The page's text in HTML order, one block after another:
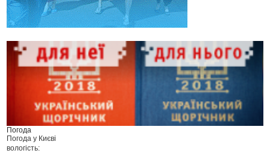
Погода
Погода у Києві
вологість: